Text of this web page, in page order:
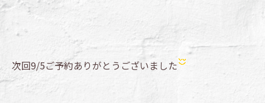
次回9/5ご予約ありがとうございました